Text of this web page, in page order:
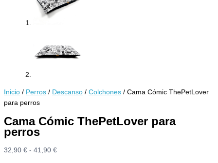
Inicio / Perros / Descanso / Colchones / Cama Cómic ThePetLover
para perros
Cama Cómic ThePetLover para
perros
32,90 € - 41,90 €Rango